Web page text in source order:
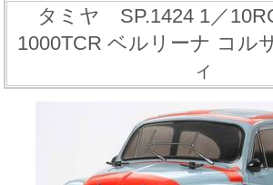
タミヤ SP.1424 1／
1000TCR ベルリーナ コル
ィ